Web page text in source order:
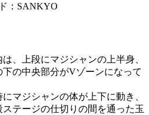
：SANKYO
は、上段にマジシャンの上半身、
の中央部分がVゾーンになって
マジシャンの体が上下に動き、
テージの仕切りの間を通った玉